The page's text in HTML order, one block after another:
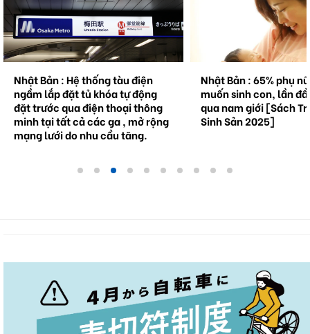
Nhật Bản : Hệ thống tàu điện
ngầm lắp đặt tủ khóa tự động
đặt trước qua điện thoại thông
minh tại tất cả các ga , mở rộng
mạng lưới do nhu cầu tăng.
Nhật Bản : 65% phụ
muốn sinh con, lần
qua nam giới [Sách
Sinh Sản 2025]